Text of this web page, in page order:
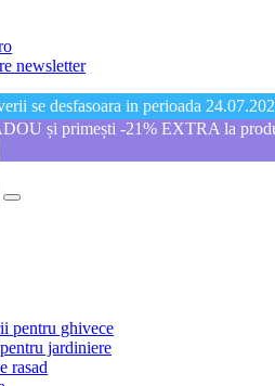
newsletter
se desfasoara in perioada
și primești -21% EXTRA la
pentru ghivece
jardiniere
rasad